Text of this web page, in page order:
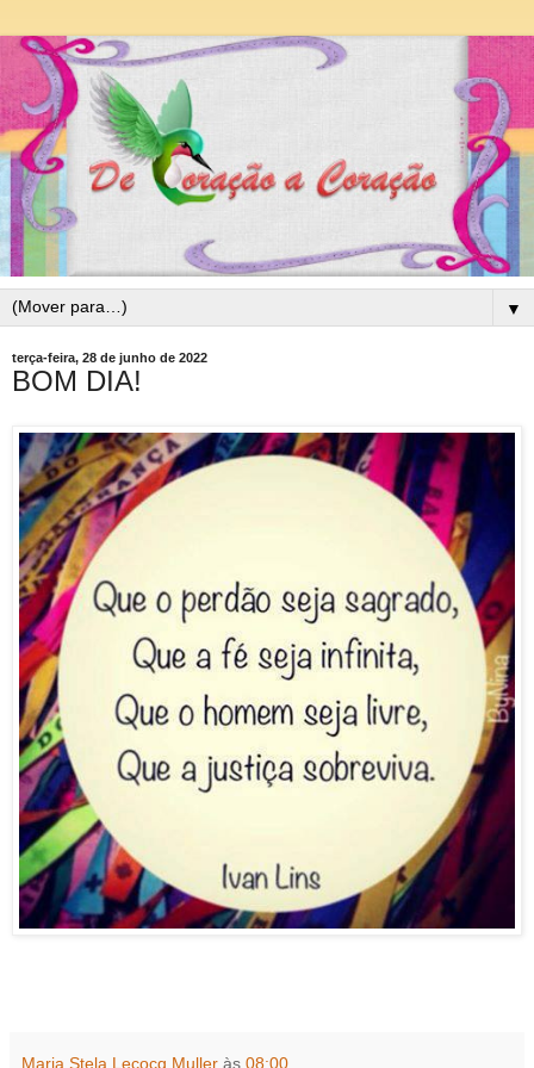
▼
terça-feira, 28 de junho de 2022
BOM DIA!
Maria Stela Lecocq Muller às 08:00